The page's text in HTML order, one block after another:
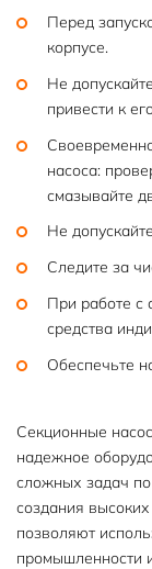
Перед
корпусе.
Не
привести к
насоса:
смазывайте
Не
Следите за
При работе с
средства
Обеспечьте
Секционные
надежное
сложных задач
создания
позволяют
промышленности